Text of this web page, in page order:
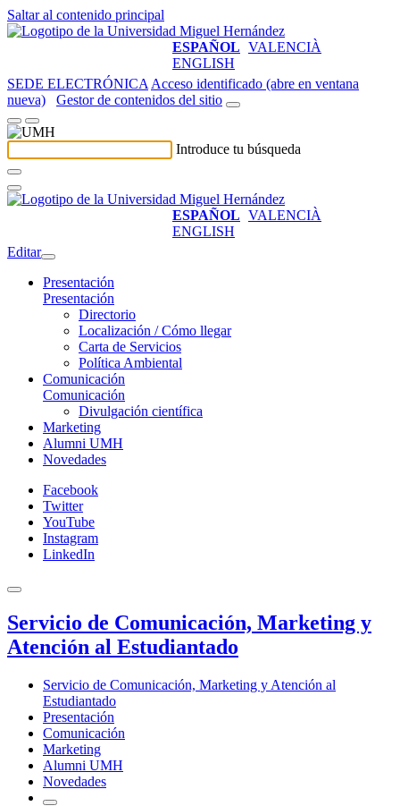
Saltar al contenido principal
ESPAÑOL VALENCIÀ
ENGLISH
SEDE ELECTRÓNICA Acceso identificado (abre en ventana
nueva)
Gestor de contenidos del sitio
Introduce tu búsqueda
ESPAÑOL VALENCIÀ
ENGLISH
Editar
Presentación
Presentación
Directorio
Localización / Cómo llegar
Carta de Servicios
Política Ambiental
Comunicación
Comunicación
Divulgación científica
Marketing
Alumni UMH
Novedades
Facebook
Twitter
YouTube
Instagram
LinkedIn
Servicio de Comunicación, Marketing y
Atención al Estudiantado
Servicio de Comunicación, Marketing y Atención al
Estudiantado
Presentación
Comunicación
Marketing
Alumni UMH
Novedades